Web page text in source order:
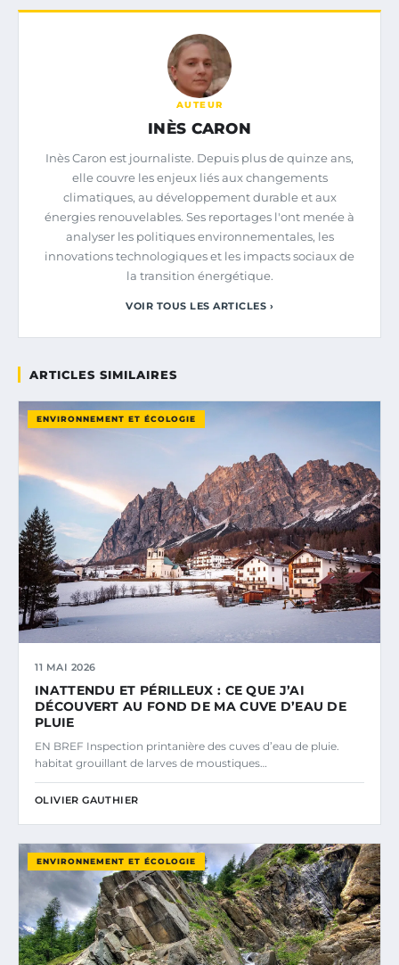
AUTEUR
INÈS CARON
Inès Caron est journaliste. Depuis plus de quinze ans,
elle couvre les enjeux liés aux changements
climatiques, au développement durable et aux
énergies renouvelables. Ses reportages l'ont menée à
analyser les politiques environnementales, les
innovations technologiques et les impacts sociaux de
la transition énergétique.
VOIR TOUS LES ARTICLES ›
ARTICLES SIMILAIRES
ENVIRONNEMENT ET ÉCOLOGIE
11 MAI 2026
INATTENDU ET PÉRILLEUX : CE QUE J’AI
DÉCOUVERT AU FOND DE MA CUVE D’EAU DE
PLUIE
EN BREF Inspection printanière des cuves d’eau de pluie.
habitat grouillant de larves de moustiques…
OLIVIER GAUTHIER
ENVIRONNEMENT ET ÉCOLOGIE